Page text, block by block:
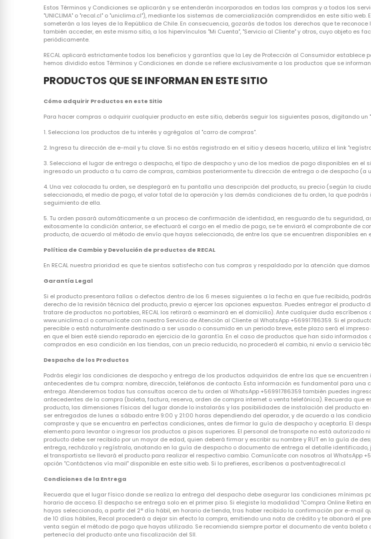
Estos Términos y Condiciones se aplicarán y se entenderán incorporados en todas las compras y a todos los
"UNICLIMA" o "recal.cl" o "uniclima.cl"), mediante los sistemas de comercialización comprendidos en este sitio
someterán a las leyes de la República de Chile. En consecuencia, gozarás de todos los derechos que te
también acceder, en este mismo sitio, a los hipervínculos "Mi Cuenta", "Servicio al Cliente" y otros, cuyo objeto es
periódicamente.
RECAL aplicará estrictamente todos los beneficios y garantías que la Ley de Protección al Consumidor
hemos dividido estos Términos y Condiciones en donde se refiere exclusivamente a los productos que se
PRODUCTOS QUE SE INFORMAN EN ESTE SITIO
Cómo adquirir Productos en este Sitio
Para hacer compras o adquirir cualquier producto en este sitio, deberás seguir los siguientes pasos, digitando un
1. Selecciona los productos de tu interés y agrégalos al "carro de compras".
2. Ingresa tu dirección de e-mail y tu clave. Si no estás registrado en el sitio y deseas hacerlo, utiliza el link
3. Selecciona el lugar de entrega o despacho, el tipo de despacho y uno de los medios de pago disponibles en
ingresado un producto a tu carro de compras, cambias posteriormente tu dirección de entrega o de despacho
4. Una vez colocada tu orden, se desplegará en tu pantalla una descripción del producto, su precio (según la
seleccionado, el medio de pago, el valor total de la operación y las demás condiciones de tu orden, la que
seguimiento de ella.
5. Tu orden pasará automáticamente a un proceso de confirmación de identidad, en resguardo de tu
exitosamente la condición anterior, se efectuará el cargo en el medio de pago, se te enviará el comprobante de
producto, de acuerdo al método de envío que hayas seleccionado, de entre los que se encuentren disponibles en
Política de Cambio y Devolución de productos de RECAL
En RECAL nuestra prioridad es que te sientas satisfecho con tus compras y respaldado por la atención que
Garantía Legal
Si el producto presentara fallas o defectos dentro de los 6 meses siguientes a la fecha en que fue recibido,
derecho de la revisión técnica del producto, previo a ejercer las opciones expuestas. Puedes entregar el
tratare de productos no portables, RECAL los retirará o examinará en el domicilio). Ante cualquier duda
www.uniclima.cl o comunícate con nuestro Servicio de Atención al Cliente al WhatsApp +56991786359. Si el
perecible o está naturalmente destinado a ser usado o consumido en un periodo breve, este plazo será el
en que el bien esté siendo reparado en ejercicio de la garantía. En el caso de productos que han sido
comprados en esa condición en las tiendas, con un precio reducido, no procederá el cambio, ni envío a servicio
Despacho de los Productos
Podrás elegir las condiciones de despacho y entrega de los productos adquiridos de entre las que se
antecedentes de tu compra: nombre, dirección, teléfonos de contacto. Esta información es fundamental para
entrega. Atenderemos todas tus consultas acerca de tu orden al WhatsApp +56991786359 también puedes
antecedentes de la compra (boleta, factura, reserva, orden de compra internet o venta telefónica). Recuerda
producto, las dimensiones físicas del lugar donde lo instalarás y las posibilidades de instalación del producto
ser entregados de lunes a sábado entre 9:00 y 21:00 horas dependiendo del operador, y de acuerdo a las
compraste y que se encuentra en perfectas condiciones, antes de firmar la guía de despacho y aceptarla. El
elemento para levantar o ingresar los productos a pisos superiores. El personal de transporte no está autorizado
producto debe ser recibido por un mayor de edad, quien deberá firmar y escribir su nombre y RUT en la guía de
entrega, recházalo y regístralo, anotando en la guía de despacho o documento de entrega el detalle identificado,
el transportista se llevará el producto para realizar el respectivo cambio. Comunícate con nosotros al WhatsApp
opción "Contáctenos vía mail" disponible en este sitio web. Si lo prefieres, escríbenos a postventa@recal.cl
Condiciones de la Entrega
Recuerda que el lugar físico donde se realiza la entrega del despacho debe asegurar las condiciones mínimas
horario de acceso. El despacho se entrega solo en el primer piso. Si elegiste la modalidad "Compra Online
hayas seleccionado, a partir del 2° día hábil, en horario de tienda, tras haber recibido la confirmación por e-mail
de 10 días hábiles, Recal procederá a dejar sin efecto la compra, emitiendo una nota de crédito y te abonará el
venta según el método de pago que hayas utilizado. Se recomienda siempre portar el documento de venta
pertenecía del producto ante una fiscalización del SII.